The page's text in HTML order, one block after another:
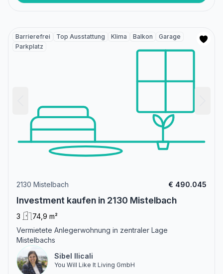
Barrierefrei Top Ausstattung Klima Balkon
Garage
Parkplatz
2130 Mistelbach € 490.045
Investment kaufen in 2130 Mistelbach
3
74,9 m²
Vermietete Anlegerwohnung in zentraler Lage
Mistelbachs
Sibel Ilicali
You Will Like It Living GmbH